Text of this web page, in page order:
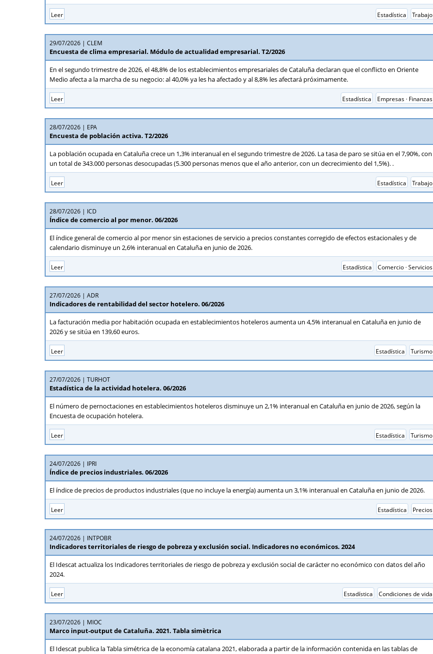
Leer Trabajo
Estadística
29/07/2026 CLEM
Encuesta de clima empresarial. Módulo de actualidad empresarial. T2/2026
En el segundo trimestre de 2026, el 48,8% de los establecimientos empresariales de Cataluña declaran que el conflicto en Oriente
Medio afecta a la marcha de su negocio: al 40,0% ya les ha afectado y al 8,8% les afectará próximamente.
Leer Empresas · Finanzas
Estadística
28/07/2026 EPA
Encuesta de población activa. T2/2026
La población ocupada en Cataluña crece un 1,3% interanual en el segundo trimestre de 2026. La tasa de paro se sitúa en el 7,90%, con
un total de 343.000 personas desocupadas (5.300 personas menos que el año anterior, con un decrecimiento del 1,5%). .
Leer Trabajo
Estadística
28/07/2026 ICD
Índice de comercio al por menor. 06/2026
El índice general de comercio al por menor sin estaciones de servicio a precios constantes corregido de efectos estacionales y de
calendario disminuye un 2,6% interanual en Cataluña en junio de 2026.
Leer Comercio · Servicios
Estadística
27/07/2026 ADR
Indicadores de rentabilidad del sector hotelero. 06/2026
La facturación media por habitación ocupada en establecimientos hoteleros aumenta un 4,5% interanual en Cataluña en junio de
2026 y se sitúa en 139,60 euros.
Leer Turismo
Estadística
27/07/2026 TURHOT
Estadística de la actividad hotelera. 06/2026
El número de pernoctaciones en establecimientos hoteleros disminuye un 2,1% interanual en Cataluña en junio de 2026, según la
Encuesta de ocupación hotelera.
Leer Turismo
Estadística
24/07/2026 IPRI
Índice de precios industriales. 06/2026
El índice de precios de productos industriales (que no incluye la energía) aumenta un 3,1% interanual en Cataluña en junio de 2026.
Leer Precios
Estadística
24/07/2026 INTPOBR
Indicadores territoriales de riesgo de pobreza y exclusión social. Indicadores no económicos. 2024
El Idescat actualiza los Indicadores territoriales de riesgo de pobreza y exclusión social de carácter no económico con datos del año
2024.
Leer Condiciones de vida
Estadística
23/07/2026 MIOC
Marco input-output de Cataluña. 2021. Tabla simètrica
El Idescat publica la Tabla simétrica de la economía catalana 2021, elaborada a partir de la información contenida en las tablas de